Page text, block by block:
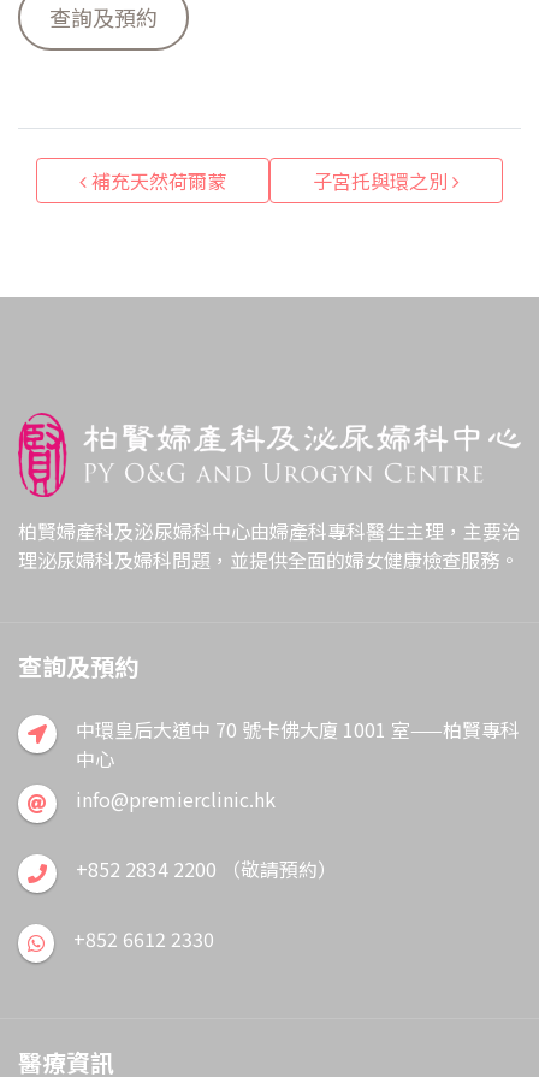
查詢及預約
Post navigation
補充天然荷爾蒙 子宮托與環之別
柏賢婦產科及泌尿婦科中心由婦產科專科醫生主理，主要治
理泌尿婦科及婦科問題，並提供全面的婦女健康檢查服務。
查詢及預約
中環皇后大道中 70 號卡佛大廈 1001 室——柏賢專科
中心
info@premierclinic.hk
+852 2834 2200 （敬請預約）
+852 6612 2330
醫療資訊